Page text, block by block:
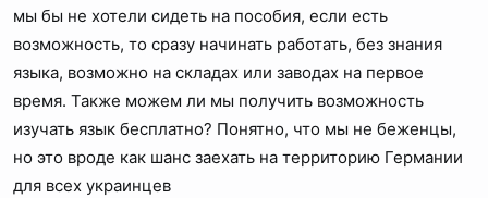
мы бы не хотели сидеть на пособия, если есть
возможность, то сразу начинать работать, без знания
языка, возможно на складах или заводах на первое
время. Также можем ли мы получить возможность
изучать язык бесплатно? Понятно, что мы не беженцы,
но это вроде как шанс заехать на территорию Германии
для всех украинцев